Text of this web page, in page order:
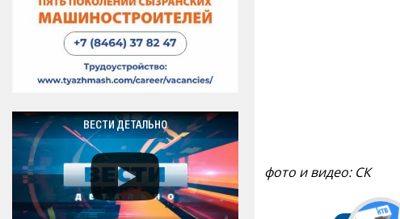
ВЕСТИ ДЕТАЛЬНО
фото и видео: СК